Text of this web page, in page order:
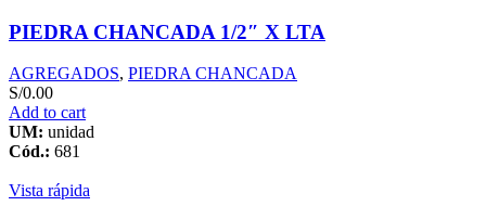
PIEDRA CHANCADA 1/2″ X LTA
AGREGADOS, PIEDRA CHANCADA
S/0.00
Add to cart
UM: unidad
Cód.: 681
Vista rápida